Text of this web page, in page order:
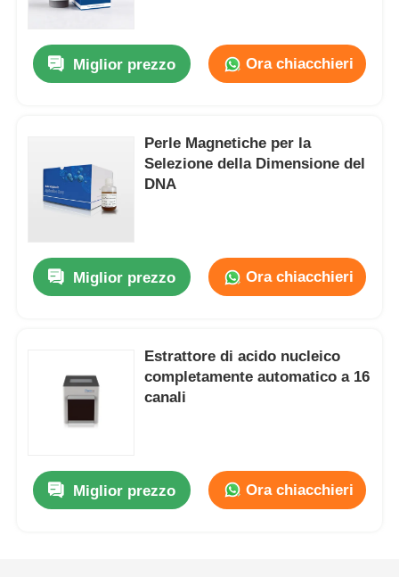
Casa.
Prodotti
Chi Siamo
Miglior prezzo Ora chiacchieri
Perle Magnetiche per la
Selezione della Dimensione del
DNA
Miglior prezzo Ora chiacchieri
Estrattore di acido nucleico
completamente automatico a 16
canali
Miglior prezzo Ora chiacchieri
Ls Colonna
Signora Colonna